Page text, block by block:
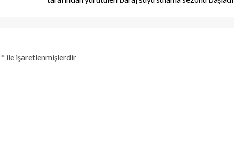
* ile işaretlenmişlerdir